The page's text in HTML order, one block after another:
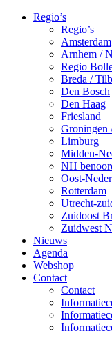
Regio’s
Regio’s
Amsterdam
Arnhem /
Regio
Breda /
Den Bosch
Den Haag
Friesland
Groningen
Limburg
Midden-
NH
Oost-
Rotterdam
Utrecht-
Zuidoost
Zuidwest
Nieuws
Agenda
Webshop
Contact
Contact